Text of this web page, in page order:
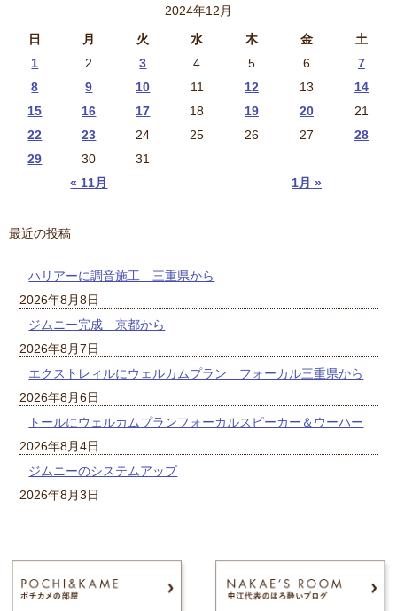
2024年12月
日
月 火 水 木 金 土
« 11月 1月 »
1 2 3 4 5 6
7
8
9 10 11 12 13
14
15
16 17 18 19 20
21
22
23 24 25 26 27
28
29
30 31
最近の投稿
ハリアーに調音施工 三重県から
2026年8月8日
ジムニー完成 京都から
2026年8月7日
エクストレィルにウェルカムプラン フォーカル三重県から
2026年8月6日
トールにウェルカムプランフォーカルスピーカー＆ウーハー
2026年8月4日
ジムニーのシステムアップ
2026年8月3日